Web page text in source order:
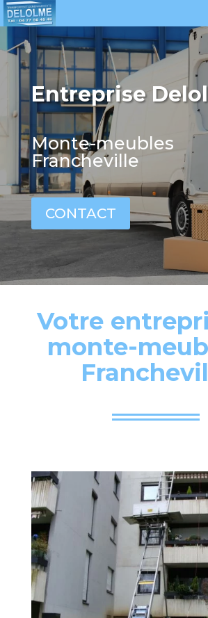
Entreprise
Monte-meubles
Francheville
CONTACT
Votre
monte-